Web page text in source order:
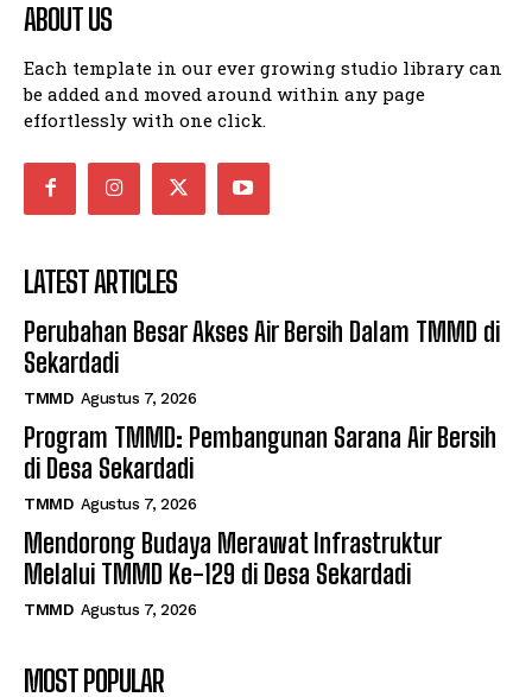
ABOUT US
Each template in our ever growing studio library can
be added and moved around within any page
effortlessly with one click.
LATEST ARTICLES
Perubahan Besar Akses Air Bersih Dalam TMMD di
Sekardadi
TMMD Agustus 7, 2026
Program TMMD: Pembangunan Sarana Air Bersih
di Desa Sekardadi
TMMD Agustus 7, 2026
Mendorong Budaya Merawat Infrastruktur
Melalui TMMD Ke-129 di Desa Sekardadi
TMMD Agustus 7, 2026
MOST POPULAR